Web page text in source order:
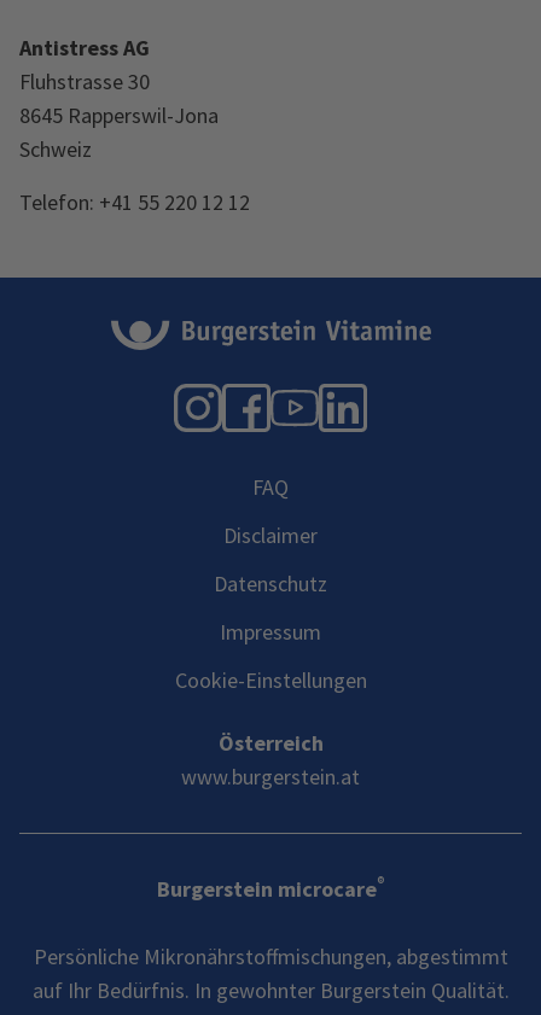
Antistress AG
Fluhstrasse 30
8645 Rapperswil-Jona
Schweiz
Telefon: +41 55 220 12 12
Instagram
Facebook
YouTube
LinkedIn
FAQ
Disclaimer
Datenschutz
Impressum
Cookie-Einstellungen
Österreich
www.burgerstein.at
Burgerstein microcare®
Persönliche Mikronährstoffmischungen, abgestimmt
auf Ihr Bedürfnis. In gewohnter Burgerstein Qualität.